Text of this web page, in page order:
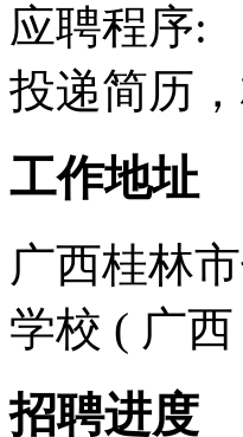
应聘程序:
投递简历
工作地址
广西桂林
学校 ( 广
招聘进度